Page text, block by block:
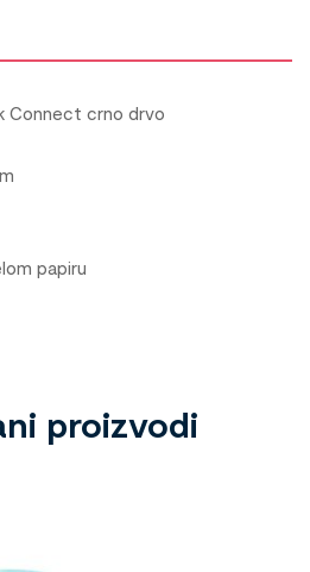
Connect crno drvo
papiru
proizvodi